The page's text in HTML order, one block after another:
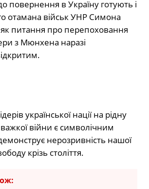
повернення в Україну готують і
отамана військ УНР Симона
питання про перепоховання
з Мюнхена наразі
української нації на рідну
війни є символічним
нерозривність нашої
крізь століття.